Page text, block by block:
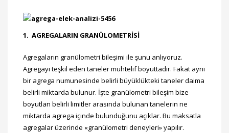
1. AGREGALARIN GRANÜLOMETRİSİ
Agregaların granülometri bileşimi ile şunu anlıyoruz.
Agregayı teşkil eden taneler muhtelif boyuttadır. Fakat aynı
bir agrega numunesinde belirli büyüklükteki taneler daima
belirli miktarda bulunur. İşte granülometri bileşim bize
boyutlan belirli limitler arasında bulunan tanelerin ne
miktarda agrega içinde bulunduğunu açıklar. Bu maksatla
agregalar üzerinde «granülometri deneyleri» yapılır.